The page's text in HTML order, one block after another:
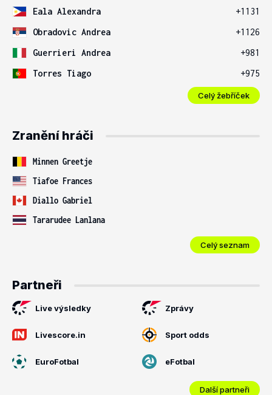
Eala Alexandra
+1131
Obradovic Andrea
+1126
Guerrieri Andrea
+981
Torres Tiago
+975
Celý žebříček
Zranění hráči
Minnen Greetje
Tiafoe Frances
Diallo Gabriel
Tararudee Lanlana
Celý seznam
Partneři
Live výsledky Zprávy
Livescore.in Sport odds
EuroFotbal eFotbal
Další partneři